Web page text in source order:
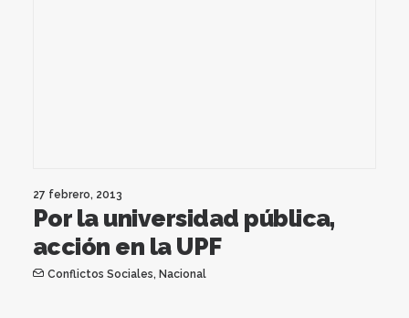
27 febrero, 2013
Por la universidad pública,
acción en la UPF
Conflictos Sociales, Nacional